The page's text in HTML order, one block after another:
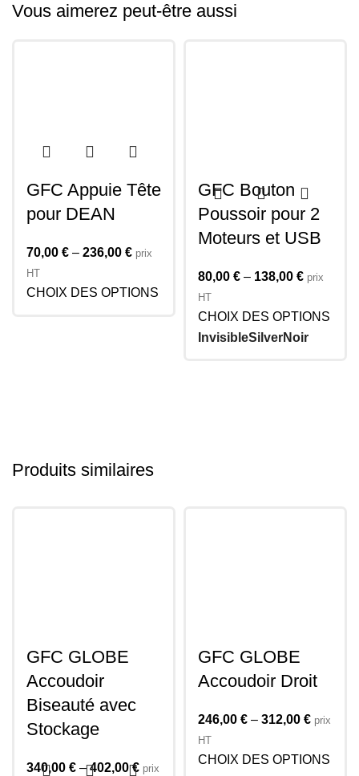
Vous aimerez peut-être aussi
GFC Appuie Tête
pour DEAN
70,00 € – 236,00 € prix
HT
CHOIX DES OPTIONS
GFC Bouton
Poussoir pour 2
Moteurs et USB
80,00 € – 138,00 € prix
HT
CHOIX DES OPTIONS
InvisibleSilverNoir
Produits similaires
GFC GLOBE
Accoudoir
Biseauté avec
Stockage
340,00 € –402,00€ prix
GFC GLOBE
Accoudoir Droit
246,00 € – 312,00 € prix
HT
CHOIX DES OPTIONS